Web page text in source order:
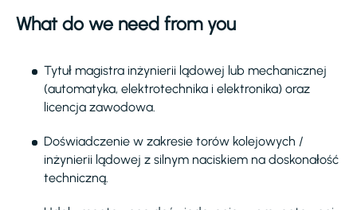
What do we need from you
Tytuł magistra inżynierii lądowej lub mechanicznej
(automatyka, elektrotechnika i elektronika) oraz
licencja zawodowa.
Doświadczenie w zakresie torów kolejowych /
inżynierii lądowej z silnym naciskiem na doskonałość
techniczną.